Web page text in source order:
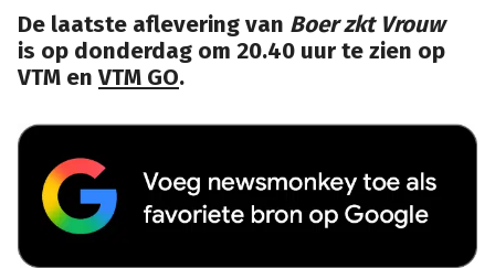
De laatste aflevering van Boer zkt Vrouw
is op donderdag om 20.40 uur te zien op
VTM enVTM GO.